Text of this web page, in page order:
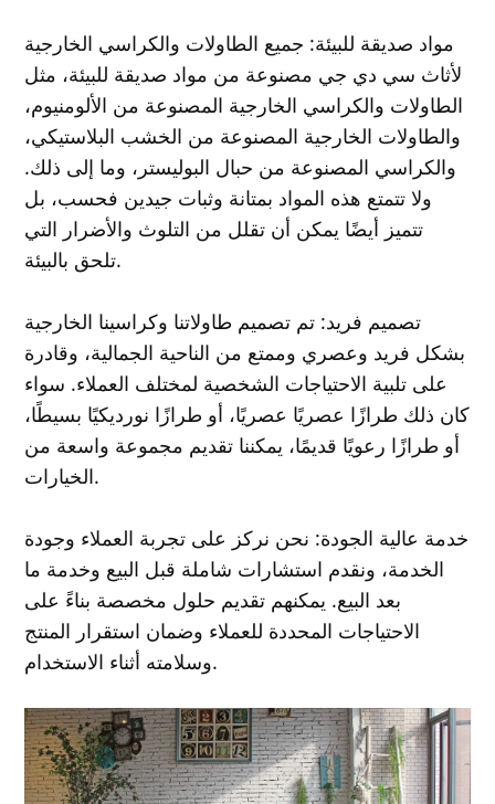
مواد صديقة للبيئة: جميع الطاولات والكراسي الخارجية
لأثاث سي دي جي مصنوعة من مواد صديقة للبيئة، مثل
الطاولات والكراسي الخارجية المصنوعة من الألومنيوم،
والطاولات الخارجية المصنوعة من الخشب البلاستيكي،
والكراسي المصنوعة من حبال البوليستر، وما إلى ذلك.
ولا تتمتع هذه المواد بمتانة وثبات جيدين فحسب، بل
تتميز أيضًا يمكن أن تقلل من التلوث والأضرار التي
تلحق بالبيئة.
تصميم فريد: تم تصميم طاولاتنا وكراسينا الخارجية
بشكل فريد وعصري وممتع من الناحية الجمالية، وقادرة
على تلبية الاحتياجات الشخصية لمختلف العملاء. سواء
كان ذلك طرازًا عصريًا عصريًا، أو طرازًا نورديكيًا بسيطًا،
أو طرازًا رعويًا قديمًا، يمكننا تقديم مجموعة واسعة من
الخيارات.
خدمة عالية الجودة: نحن نركز على تجربة العملاء وجودة
الخدمة، ونقدم استشارات شاملة قبل البيع وخدمة ما
بعد البيع. يمكنهم تقديم حلول مخصصة بناءً على
الاحتياجات المحددة للعملاء وضمان استقرار المنتج
وسلامته أثناء الاستخدام.